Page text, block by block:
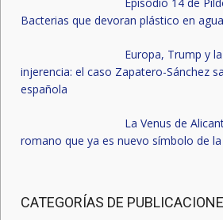
Bacterias que devoran plástico en
Europa, Trump y
injerencia: el caso Zapatero-Sánchez
española
La Venus de
romano que ya es nuevo símbolo de la
CATEGORÍAS DE